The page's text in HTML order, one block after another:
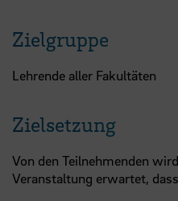
Zielgruppe
Lehrende aller Fakultäten
Zielsetzung
Von den Teilnehmenden
Veranstaltung erwartet,